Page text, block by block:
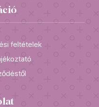
feltételek